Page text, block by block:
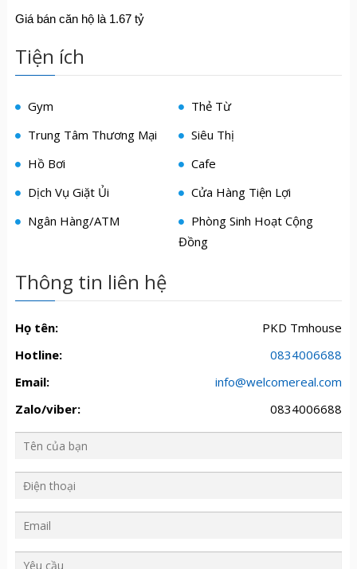
Giá bán căn hộ là 1.67 tỷ
Tiện ích
Gym
Thẻ Từ
Trung Tâm Thương Mại
Siêu Thị
Hồ Bơi
Cafe
Dịch Vụ Giặt Ủi
Cửa Hàng Tiện Lợi
Ngân Hàng/ATM
Phòng Sinh Hoạt Cộng
Đồng
Thông tin liên hệ
Họ tên:
PKD Tmhouse
Hotline:
0834006688
Email:
info@welcomereal.com
Zalo/viber:
0834006688